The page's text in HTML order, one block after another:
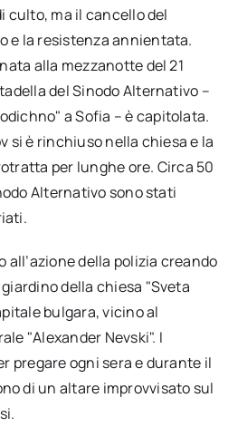
culto, ma il cancello del
e la resistenza annientata.
alla mezzanotte del 21
del Sinodo Alternativo –
a Sofia – è capitolata.
si è rinchiuso nella chiesa e la
per lunghe ore. Circa 50
Alternativo sono stati
della polizia creando
della chiesa "Sveta
bulgara, vicino al
"Alexander Nevski". I
pregare ogni sera e durante il
di un altare improvvisato sul